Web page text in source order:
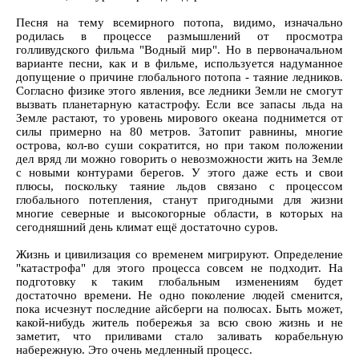
Песня на тему всемирного потопа, видимо, изначально
родилась в процессе размышлений от просмотра
голливудского фильма "Водный мир". Но в первоначальном
варианте песни, как и в фильме, используется надуманное
допущение о причине глобального потопа - таяние ледников.
Согласно физике этого явления, все ледники Земли не смогут
вызвать планетарную катастрофу. Если все запасы льда на
Земле растают, то уровень мирового океана поднимется от
силы примерно на 80 метров. Затопит равнины, многие
острова, кол-во суши сократится, но при таком положении
дел вряд ли можно говорить о невозможности жить на Земле
с новыми контурами берегов. У этого даже есть и свои
плюсы, поскольку таяние льдов связано с процессом
глобального потепления, станут пригодными для жизни
многие северные и высокогорные области, в которых на
сегодняшний день климат ещё достаточно суров.
Жизнь и цивилизация со временем мигрируют. Определение
"катастрофа" для этого процесса совсем не подходит. На
подготовку к таким глобальным изменениям будет
достаточно времени. Не одно поколение людей сменится,
пока исчезнут последние айсберги на полюсах. Быть может,
какой-нибудь житель побережья за всю свою жизнь и не
заметит, что приливами стало заливать корабельную
набережную. Это очень медленный процесс.